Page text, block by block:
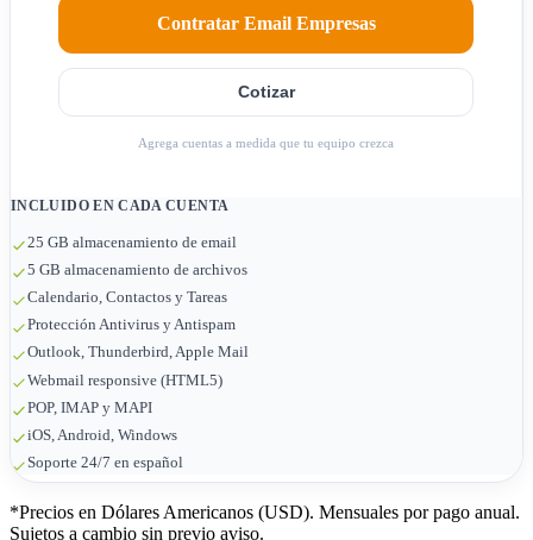
Contratar Email Empresas
Cotizar
Agrega cuentas a medida que tu equipo crezca
INCLUIDO EN CADA CUENTA
25 GB almacenamiento de email
5 GB almacenamiento de archivos
Calendario, Contactos y Tareas
Protección Antivirus y Antispam
Outlook, Thunderbird, Apple Mail
Webmail responsive (HTML5)
POP, IMAP y MAPI
iOS, Android, Windows
Soporte 24/7 en español
*Precios en Dólares Americanos (USD). Mensuales por pago anual.
Sujetos a cambio sin previo aviso.